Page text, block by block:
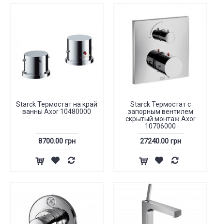
Starck Термостат на край
ванны Axor 10480000
8700.00 грн
Starck Термостат с
запорным вентилем
скрытый монтаж Axor
10706000
27240.00 грн